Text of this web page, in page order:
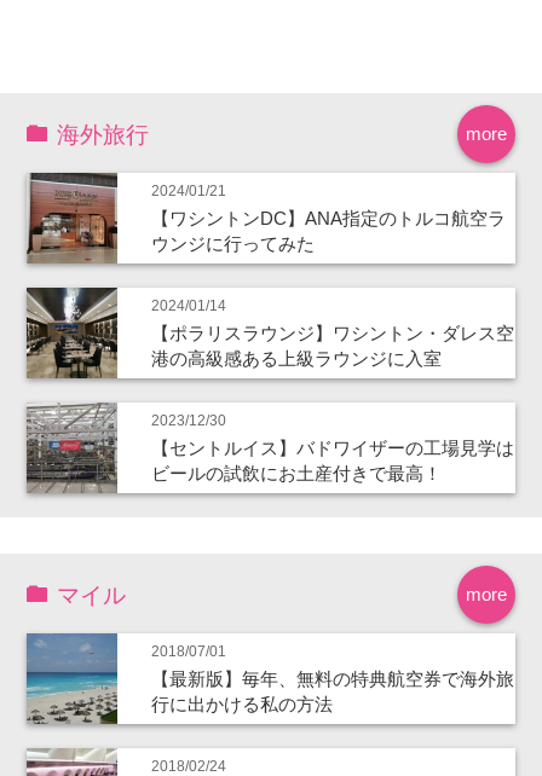
more
海外旅行
2024/01/21
【ワシントンDC】ANA指定のトルコ航空ラ
ウンジに行ってみた
2024/01/14
【ポラリスラウンジ】ワシントン・ダレス空
港の高級感ある上級ラウンジに入室
2023/12/30
【セントルイス】バドワイザーの工場見学は
ビールの試飲にお土産付きで最高！
more
マイル
2018/07/01
【最新版】毎年、無料の特典航空券で海外旅
行に出かける私の方法
2018/02/24